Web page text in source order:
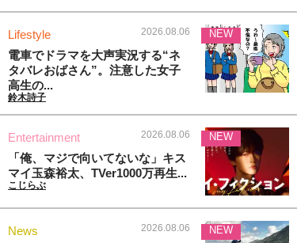
Lifestyle 2026.08.06
電車でドラマを大声実況する“ネ
タバレおばさん”。注意した女子
高生の...
鈴木詩子
NEW
Entertainment 2026.08.06
「俺、マジで向いてないな」キス
マイ玉森裕太、TVer1000万再生...
こじらぶ
NEW
News 2026.08.06 NEW